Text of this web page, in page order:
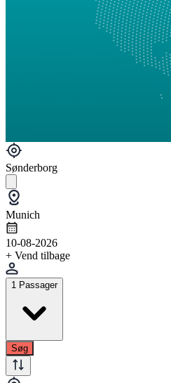
Sønderborg
Munich
10-08-2026
+ Vend tilbage
1 Passager
Søg